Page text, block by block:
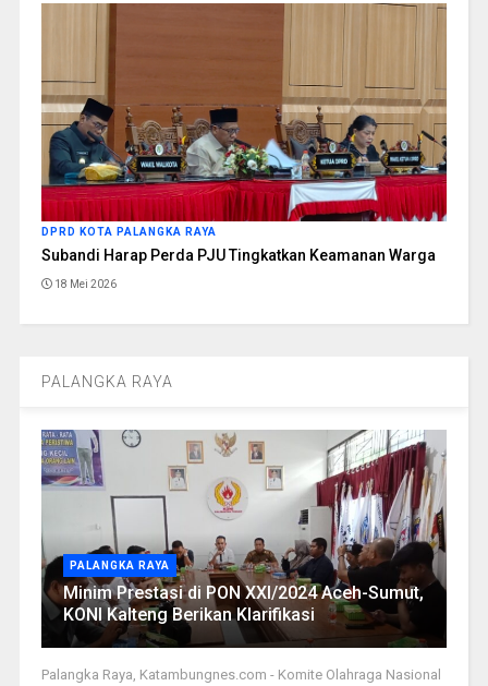
DPRD KOTA PALANGKA RAYA
Subandi Harap Perda PJU Tingkatkan Keamanan Warga
18 Mei 2026
PALANGKA RAYA
PALANGKA RAYA
Minim Prestasi di PON XXI/2024 Aceh-Sumut,
KONI Kalteng Berikan Klarifikasi
Palangka Raya, Katambungnes.com - Komite Olahraga Nasional